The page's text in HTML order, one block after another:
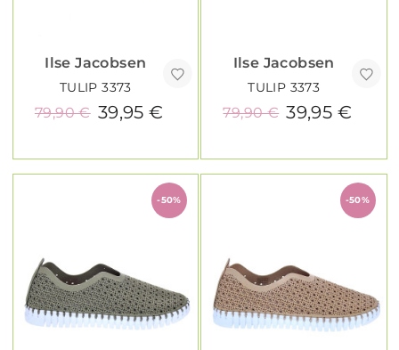
Ilse Jacobsen
TULIP 3373
39,95 €
79,90 €
Ilse Jacobsen
TULIP 3373
39,95 €
79,90 €
-50% -50%